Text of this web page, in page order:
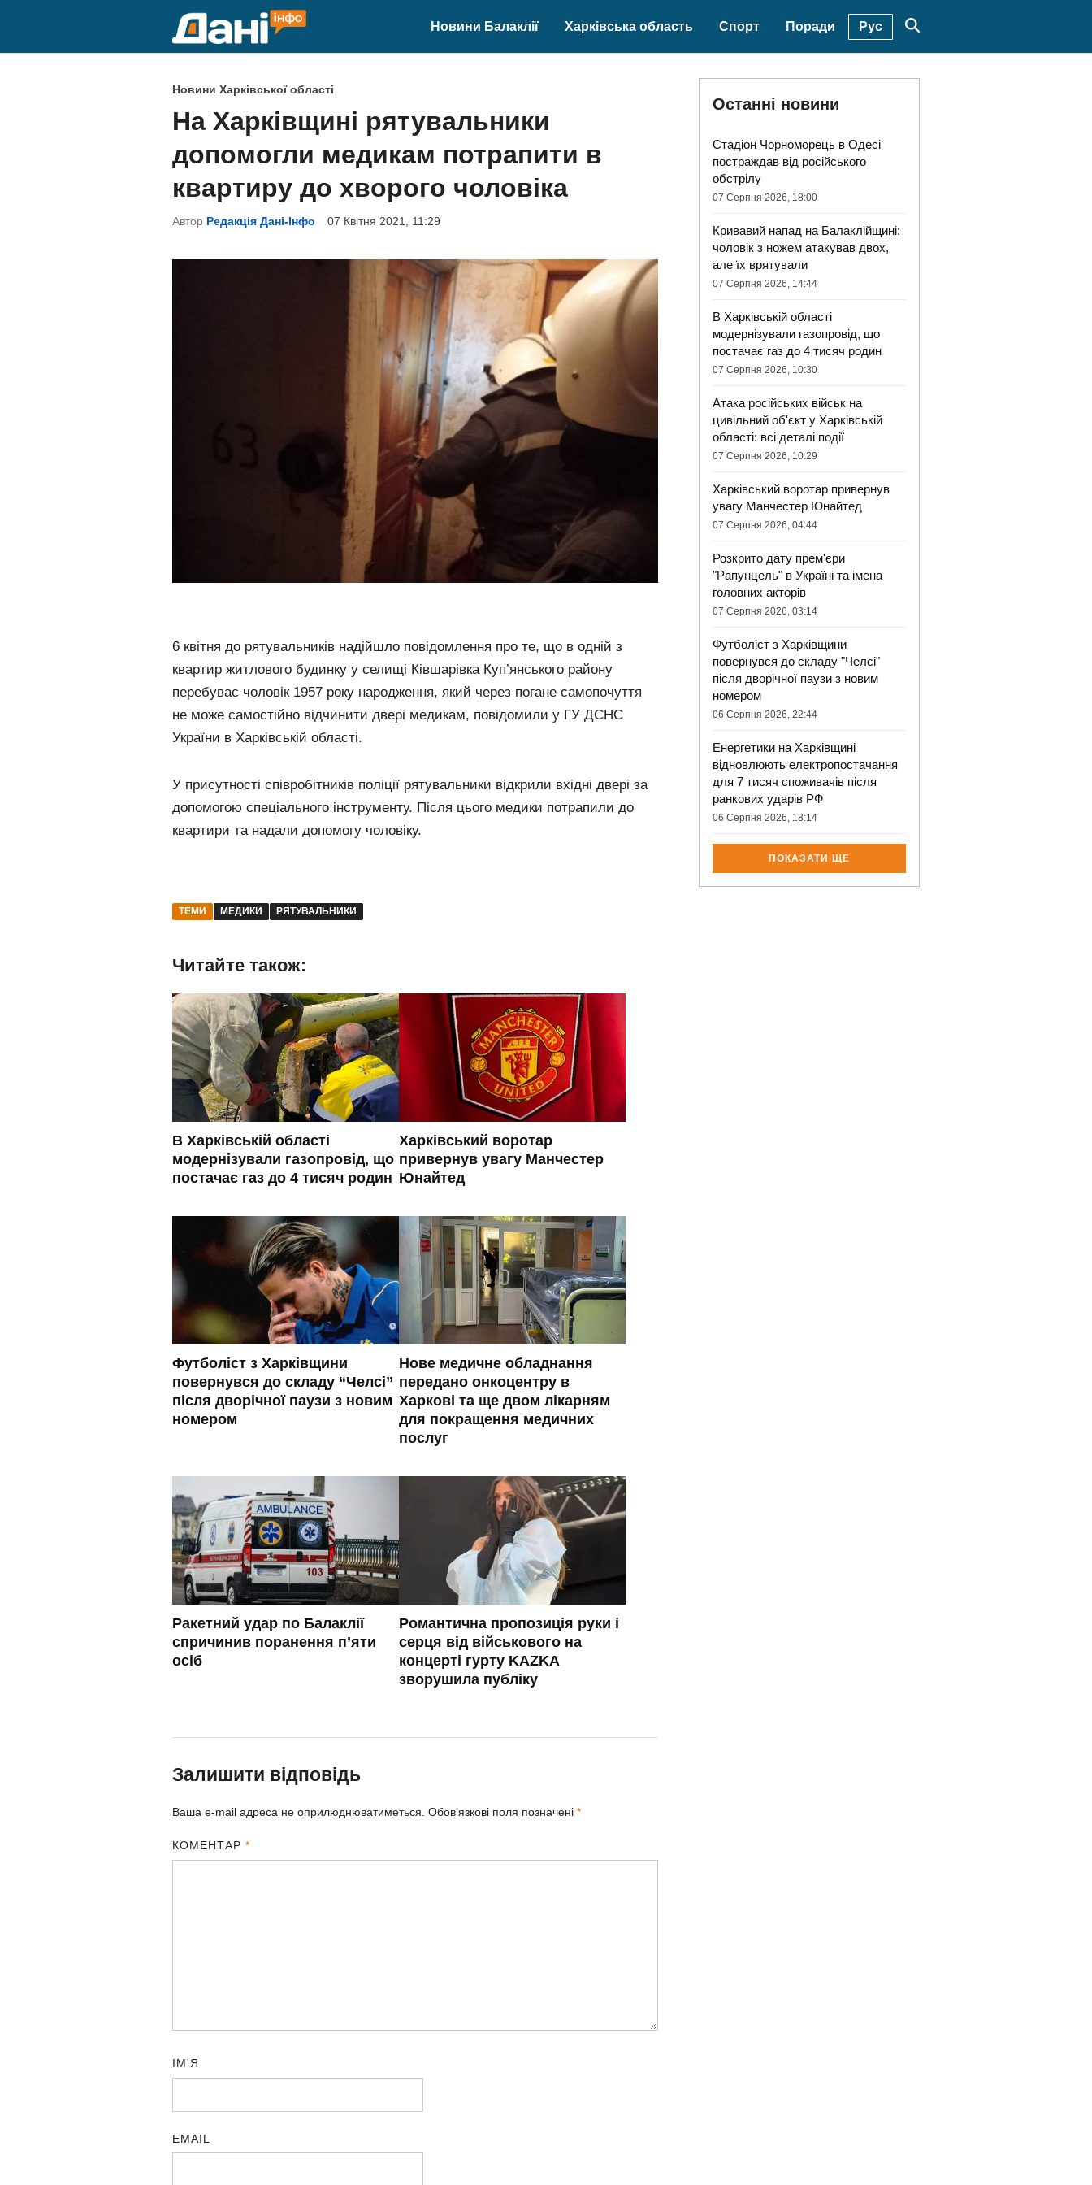
Новини Балаклії Харківська область Спорт Поради Рус
P
o
s
t
e
d
i
Новини Харківської області
На Харківщині рятувальники
допомогли медикам потрапити в
квартиру до хворого чоловіка
Автор Редакція Дані-Інфо 07 Квітня 2021, 11:29
6 квітня до рятувальників надійшло повідомлення про те, що в одній з
квартир житлового будинку у селищі Ківшарівка Куп’янського району
перебуває чоловік 1957 року народження, який через погане самопочуття
не може самостійно відчинити двері медикам, повідомили у ГУ ДСНС
України в Харківській області.
У присутності співробітників поліції рятувальники відкрили вхідні двері за
допомогою спеціального інструменту. Після цього медики потрапили до
квартири та надали допомогу чоловіку.
ТЕМИ МЕДИКИ РЯТУВАЛЬНИКИ
Читайте також:
В Харківській області
модернізували газопровід, що
постачає газ до 4 тисяч родин
Харківський воротар
привернув увагу Манчестер
Юнайтед
Футболіст з Харківщини
повернувся до складу “Челсі”
після дворічної паузи з новим
номером
Нове медичне обладнання
передано онкоцентру в
Харкові та ще двом лікарням
для покращення медичних
послуг
Ракетний удар по Балаклії
спричинив поранення п’яти
осіб
Романтична пропозиція руки і
серця від військового на
концерті гурту KAZKA
зворушила публіку
Залишити відповідь
Ваша e-mail адреса не оприлюднюватиметься. Обов’язкові поля позначені *
КОМЕНТАР*
ІМ'Я
EMAIL
Останні новини
Стадіон Чорноморець в Одесі
постраждав від російського
обстрілу
07 Серпня 2026, 18:00
Кривавий напад на Балаклійщині:
чоловік з ножем атакував двох,
але їх врятували
07 Серпня 2026, 14:44
В Харківській області
модернізували газопровід, що
постачає газ до 4 тисяч родин
07 Серпня 2026, 10:30
Атака російських військ на
цивільний об'єкт у Харківській
області: всі деталі події
07 Серпня 2026, 10:29
Харківський воротар привернув
увагу Манчестер Юнайтед
07 Серпня 2026, 04:44
Розкрито дату прем'єри
"Рапунцель" в Україні та імена
головних акторів
07 Серпня 2026, 03:14
Футболіст з Харківщини
повернувся до складу "Челсі"
після дворічної паузи з новим
номером
06 Серпня 2026, 22:44
Енергетики на Харківщині
відновлюють електропостачання
для 7 тисяч споживачів після
ранкових ударів РФ
06 Серпня 2026, 18:14
ПОКАЗАТИ ЩЕ